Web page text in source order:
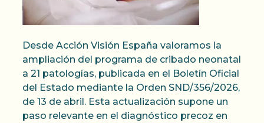
Desde Acción Visión España valoramos la
ampliación del programa de cribado neonatal
a 21 patologías, publicada en el Boletín Oficial
del Estado mediante la Orden SND/356/2026,
de 13 de abril. Esta actualización supone un
paso relevante en el diagnóstico precoz en